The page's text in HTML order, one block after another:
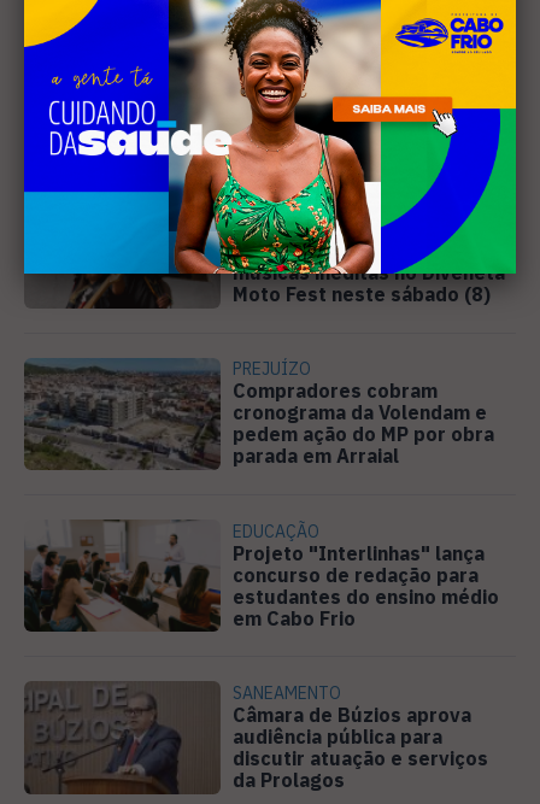
Leia Também
MÚSICA
Banda cabo-friense
Spectrummm apresenta
músicas inéditas no Diveneta
Moto Fest neste sábado (8)
PREJUÍZO
Compradores cobram
cronograma da Volendam e
pedem ação do MP por obra
parada em Arraial
EDUCAÇÃO
Projeto "Interlinhas" lança
concurso de redação para
estudantes do ensino médio
em Cabo Frio
SANEAMENTO
Câmara de Búzios aprova
audiência pública para
discutir atuação e serviços
da Prolagos